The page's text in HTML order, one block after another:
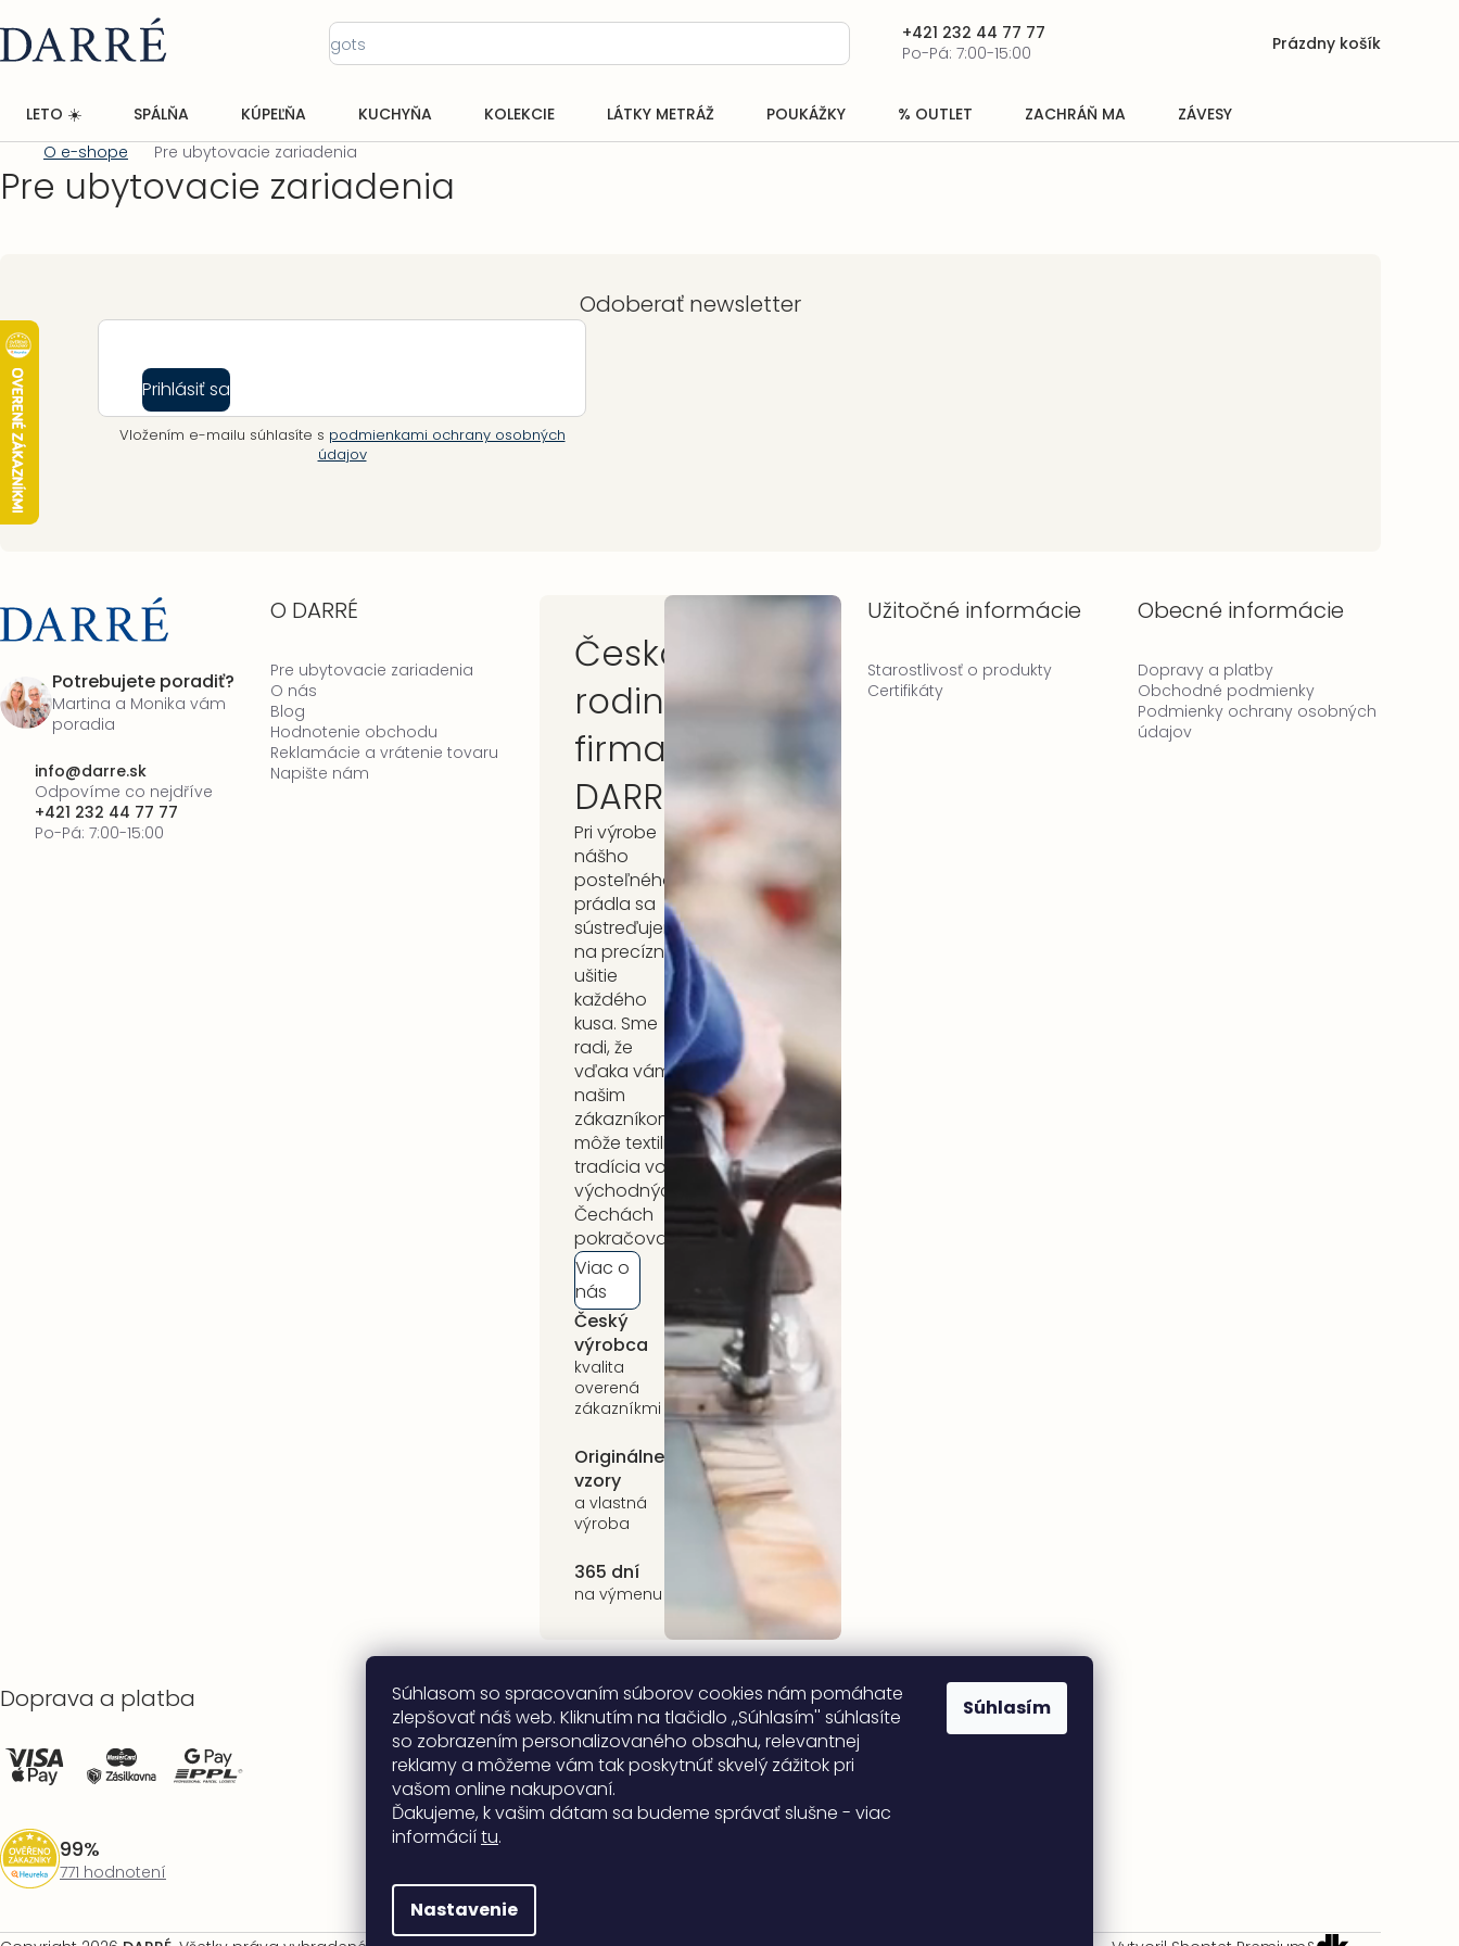
Súhlasom so spracovaním súborov cookies nám pomáhate
zlepšovať náš web. Kliknutím na tlačidlo ,,Súhlasím'' súhlasíte
so zobrazením personalizovaného obsahu, relevantnej
reklamy a môžeme vám tak poskytnúť skvelý zážitok pri
vašom online nakupovaní.
Ďakujeme, k vašim dátam sa budeme správať slušne - viac
informáciítu.
Nastavenie
Súhlasím
na
obsah
+421 232 44 77 77
Po-Pá: 7:00-15:00
Nákupný
Prázdny košík
LETO ☀️ SPÁLŇA KÚPEĽŇA KUCHYŇA KOLEKCIE LÁTKY METRÁŽ POUKÁŽKY % OUTLET ZACHRÁŇ MA ZÁVESY
Domov
O e-shope Pre ubytovacie zariadenia
Pre ubytovacie zariadenia
Potrebujete poradiť?
Martina a Monika vám
poradia
info@darre.sk
Odpovíme co nejdříve
+421 232 44 77 77
Po-Pá: 7:00-15:00
Odoberať newsletter
Prihlásiť sa
Vložením e-mailu súhlasíte s podmienkami ochrany osobných
údajov
O DARRÉ
Pre ubytovacie zariadenia
O nás
Blog
Hodnotenie obchodu
Reklamácie a vrátenie tovaru
Napište nám
Česká
rodinná
firma
DARRÉ
Pri výrobe
nášho
posteľného
prádla sa
sústreďujeme
na precízne
ušitie
každého
kusa. Sme
radi, že
vďaka vám,
našim
zákazníkom,
môže textilná
tradícia vo
východných
Čechách
pokračovať.
Viac o
nás
Český
výrobca
kvalita
overená
zákazníkmi
5 rokov
záruka
na celý
sortiment
Originálne
vzory
a vlastná
výroba
Udržateľnosť
kvalitné prírodné
materiály
365 dní
na výmenu
Užitočné informácie
Starostlivosť o produkty
Certifikáty
Obecné informácie
Dopravy a platby
Obchodné podmienky
Podmienky ochrany osobných
údajov
Doprava a platba
99%
771 hodnotení